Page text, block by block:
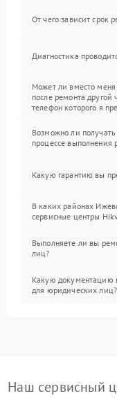
От чего зависит срок
Диагностика
Может ли вместо меня
после ремонта другой
телефон которого я
Возможно ли
процессе выполнения
Какую гарантию вы
В каких районах
сервисные центры
Выполняете ли вы
лиц?
Какую документацию
для юридических лиц?
Наш сервисный